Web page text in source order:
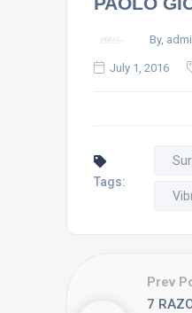
By,
July 1, 2016
Tags:
Prev
7